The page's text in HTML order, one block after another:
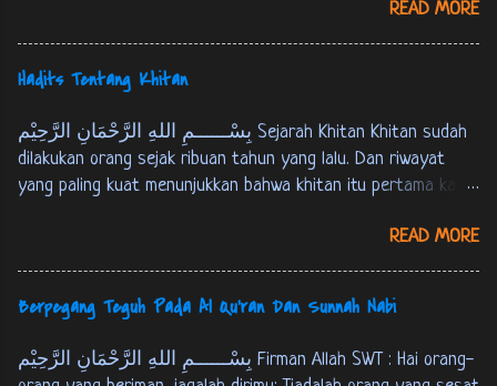
14] فَاَقِيْمُوا الصَّلوةَ، اِنَّ الصَّلوةَ كَانَتْ عَلَى اْلمُؤْمِنِيْنَ كِتَابًا
مَوْقُوْتًا. النساء: 103 M aka dirikanlah shalat, sesungguhnya
shalat itu adalah kewajiban yang telah ditentukan waktunya
atas orang-orang yang beriman. [QS. An-Nisaa' : 103] عَنْ عَبْدِ
اللهِ بْنِ عُمَرَ قَالَ: قَالَ رَسُوْلُ اللهِ ص: بُنِيَ اْلاِسْلاَمُ عَلَى
خَمْسٍ: شَهَادَةِ اَنْ لاَ اِلهَ اِلاَّ اللهُ وَ اَنَّ مُحَمَّدًا رَسُوْلُ اللهِ، وَ
اِقَامِ الصَّلاَةِ، وَ اِيْتَاءِ الزَّكَاةِ، وَ حَجّ اْلبَيْتِ وَ صَوْمِ رَمَضَانَ.
“Islam itu terd...
READ MORE
Hadits Tentang Khitan
بِسْــــــمِ اللهِ الرَّحْمَانِ الرَّحِيْم Sejarah Khitan Khitan sudah
dilakukan orang sejak ribuan tahun yang lalu. Dan riwayat
yang paling kuat menunjukkan bahwa khitan itu pertama kali
عَنْ اَبِي هُرَيْرَةَ اَنَّ رَسُوْلَ اللهِ ص قَالَ: اخْتَتَنَ اِبْرَاهِيْمُ عَلَيْهِ
السَّلاَمُ بَعْدَ ثَمَانِيْنَ سَنَةً وَاخْتَتَنَ بِالْقَدُوْمِ. البخارى 7: 143 Dari
Abu Hurairah bahwasanya Rasulullah SAW bersabda, "Nabi
Ibrahim AS berkhitan setelah berusia delapan puluh tahun
dan beliau khitan dengan menggunakan kampak”. [HR. Bukhari
juz 7, hal. 143] عَنْ اَبِي هُرَيْرَةَ قَالَ: قَالَ رَسُوْلُ اللهِ ص:
READ MORE
Berpegang Teguh Pada Al Qu'ran Dan Sunnah Nabi
بِسْــــــمِ اللهِ الرَّحْمَانِ الرَّحِيْم Firman Allah SWT : Hai orang-